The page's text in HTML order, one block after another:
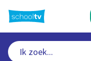
naar
hoofdinhoud